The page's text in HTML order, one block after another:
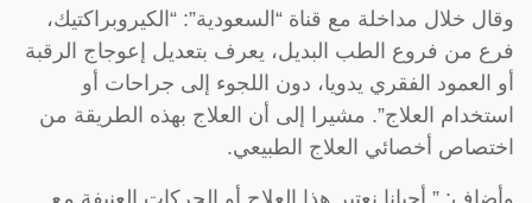
وقال خلال مداخلة مع قناة “السعودية”: “الكيروبراكتيك،
فرع من فروع الطب البديل، يعرف بتعديل إعوجاج الرقبة
أو العمود الفقري يدويا، دون اللجوء إلى جراحات أو
استخدام العلاج”. مشيرا إلى أن العلاج بهذه الطريقة من
اختصاص أخصائي العلاج الطبيعي.
وأضاف: ” أحيانا نعتبر هذا العلاج أو الحركات العنيفة مع